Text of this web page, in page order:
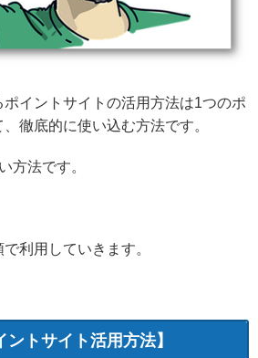
イントサイトの活用方法は1つのポ
徹底的に使い込む方法です。
方法です。
利用していきます。
ントサイト活用方法】